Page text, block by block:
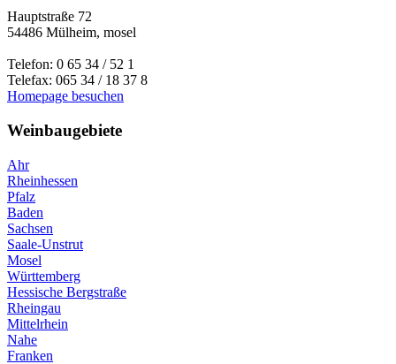
Hauptstraße 72
54486 Mülheim, mosel
Telefon: 0 65 34 / 52 1
Telefax: 065 34 / 18 37 8
Homepage besuchen
Weinbaugebiete
Ahr
Rheinhessen
Pfalz
Baden
Sachsen
Saale-Unstrut
Mosel
Württemberg
Hessische Bergstraße
Rheingau
Mittelrhein
Nahe
Franken